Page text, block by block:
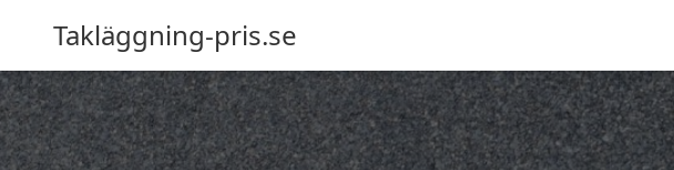
Takläggning-pris.se